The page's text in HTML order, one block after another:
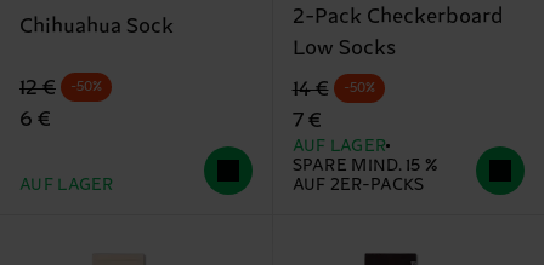
Chihuahua Sock
Originalpreis
12 €
Reduzierter Preis
6 €
-50%
AUF LAGER
2-Pack Checkerboard
Low Socks
Originalpreis
14 €
Reduzierter Preis
7 €
-50%
AUF LAGER
SPARE MIND. 15 %
AUF 2ER-PACKS